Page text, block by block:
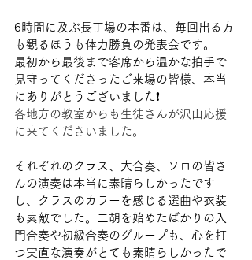
6時間に及ぶ長丁場の本番は、毎回出る方
も観るほうも体力勝負の発表会です。
最初から最後まで客席から温かな拍手で
見守ってくださったご来場の皆様、本当
にありがとうございました❗️
各地方の教室からも生徒さんが沢山応援
に来てくださいました。
それぞれのクラス、大合奏、ソロの皆さ
んの演奏は本当に素晴らしかったです
し、クラスのカラーを感じる選曲や衣装
も素敵でした。二胡を始めたばかりの入
門合奏や初級合奏のグループも、心を打
つ実直な演奏がとても素晴らしかったで